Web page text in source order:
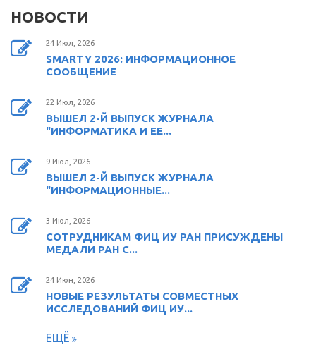
НОВОСТИ
24 Июл, 2026
SMARTY 2026: ИНФОРМАЦИОННОЕ
СООБЩЕНИЕ
22 Июл, 2026
ВЫШЕЛ 2-Й ВЫПУСК ЖУРНАЛА
"ИНФОРМАТИКА И ЕЕ...
9 Июл, 2026
ВЫШЕЛ 2-Й ВЫПУСК ЖУРНАЛА
"ИНФОРМАЦИОННЫЕ...
3 Июл, 2026
СОТРУДНИКАМ ФИЦ ИУ РАН ПРИСУЖДЕНЫ
МЕДАЛИ РАН С...
24 Июн, 2026
НОВЫЕ РЕЗУЛЬТАТЫ СОВМЕСТНЫХ
ИССЛЕДОВАНИЙ ФИЦ ИУ...
ЕЩЁ